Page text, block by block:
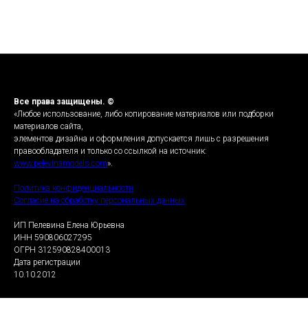
Все права защищены. ©
«Любое использование, либо копирование материалов или подборки
материалов сайта,
элементов дизайна и оформления допускается лишь с разрешения
правообладателя и только со ссылкой на источник:
www.pelevinamodels.com».
Политика конфиденциальности
Согласие на обработку персональных данных
ИП Пелевина Елена Юрьевна
ИНН 590806027295
ОГРН 312590828400013
Дата регистрации
10.10.2012